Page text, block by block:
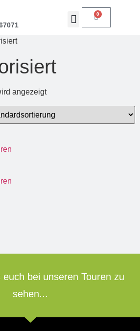
0
angezeigt
bei unseren Touren zu
sehen...